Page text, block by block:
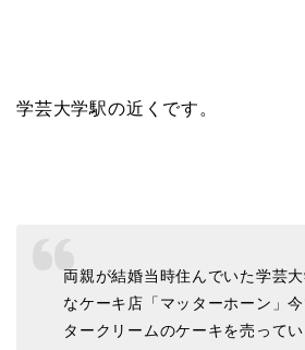
学芸大学駅の近くです。
両親が結婚当時住んでいた学芸
なケーキ店「マッターホーン」
タークリームのケーキを売ってい